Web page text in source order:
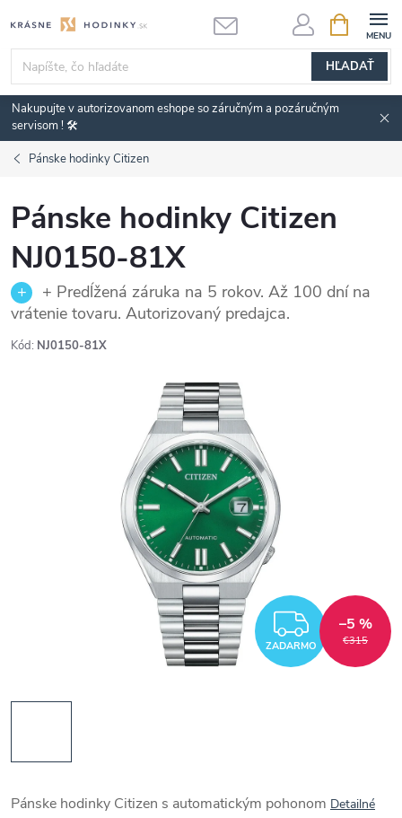
na
obsah
HĽADAŤ
KOŠÍK
Nakupujte v autorizovanom eshope so záručným a pozáručným
servisom ! 🛠️
Pánske hodinky Citizen
Pánske hodinky Citizen
NJ0150-81X
+ Predĺžená záruka na 5 rokov. Až 100 dní na
vrátenie tovaru. Autorizovaný predajca.
Kód: NJ0150-81X
ZADARMO €315
–5 %
Pánske hodinky Citizen s automatickým pohonom Detailné